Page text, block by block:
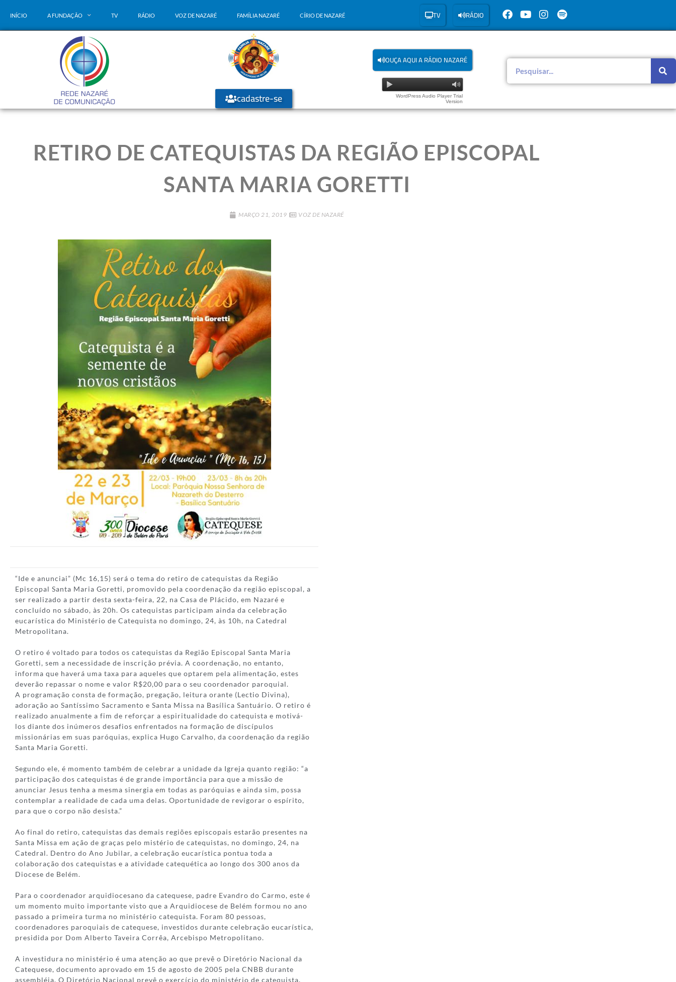
INÍCIO A FUNDAÇÃO TV RÁDIO VOZ DE NAZARÉ FAMÍLIA NAZARÉ CÍRIO DE NAZARÉ TV RÁDIO
cadastre-se
OUÇA AQUI A RÁDIO NAZARÉ
WordPress Audio Player Trial
Version
RETIRO DE CATEQUISTAS DA REGIÃO EPISCOPAL
SANTA MARIA GORETTI
MARÇO 21, 2019 VOZ DE NAZARÉ
“Ide e anunciai” (Mc 16,15) será o tema do retiro de catequistas da Região
Episcopal Santa Maria Goretti, promovido pela coordenação da região episcopal, a
ser realizado a partir desta sexta-feira, 22, na Casa de Plácido, em Nazaré e
concluído no sábado, às 20h. Os catequistas participam ainda da celebração
eucarística do Ministério de Catequista no domingo, 24, às 10h, na Catedral
Metropolitana.
O retiro é voltado para todos os catequistas da Região Episcopal Santa Maria
Goretti, sem a necessidade de inscrição prévia. A coordenação, no entanto,
informa que haverá uma taxa para aqueles que optarem pela alimentação, estes
deverão repassar o nome e valor R$20,00 para o seu coordenador paroquial.
A programação consta de formação, pregação, leitura orante (Lectio Divina),
adoração ao Santíssimo Sacramento e Santa Missa na Basílica Santuário. O retiro é
realizado anualmente a fim de reforçar a espiritualidade do catequista e motivá-
los diante dos inúmeros desafios enfrentados na formação de discípulos
missionárias em suas paróquias, explica Hugo Carvalho, da coordenação da região
Santa Maria Goretti.
Segundo ele, é momento também de celebrar a unidade da Igreja quanto região: “a
participação dos catequistas é de grande importância para que a missão de
anunciar Jesus tenha a mesma sinergia em todas as paróquias e ainda sim, possa
contemplar a realidade de cada uma delas. Oportunidade de revigorar o espírito,
para que o corpo não desista.”
Ao final do retiro, catequistas das demais regiões episcopais estarão presentes na
Santa Missa em ação de graças pelo mistério de catequistas, no domingo, 24, na
Catedral. Dentro do Ano Jubilar, a celebração eucarística pontua toda a
colaboração dos catequistas e a atividade catequética ao longo dos 300 anos da
Diocese de Belém.
Para o coordenador arquidiocesano da catequese, padre Evandro do Carmo, este é
um momento muito importante visto que a Arquidiocese de Belém formou no ano
passado a primeira turma no ministério catequista. Foram 80 pessoas,
coordenadores paroquiais de catequese, investidos durante celebração eucarística,
presidida por Dom Alberto Taveira Corrêa, Arcebispo Metropolitano.
A investidura no ministério é uma atenção ao que prevê o Diretório Nacional da
Catequese, documento aprovado em 15 de agosto de 2005 pela CNBB durante
assembléia. O Diretório Nacional prevê o exercício do ministério de catequista,